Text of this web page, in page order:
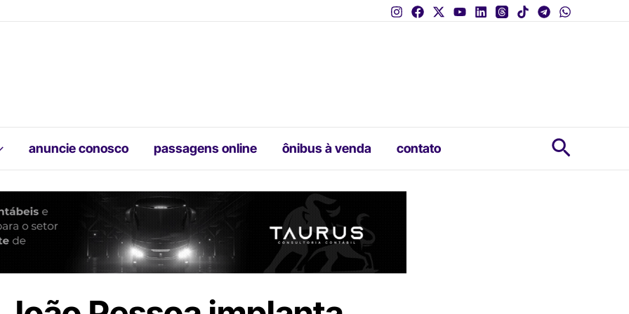
anuncie conosco passagens online ônibus à venda contato